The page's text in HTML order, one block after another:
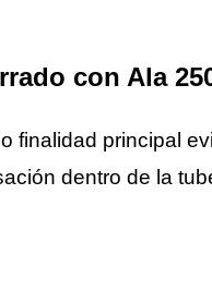
con Ala
finalidad principal
dentro de la